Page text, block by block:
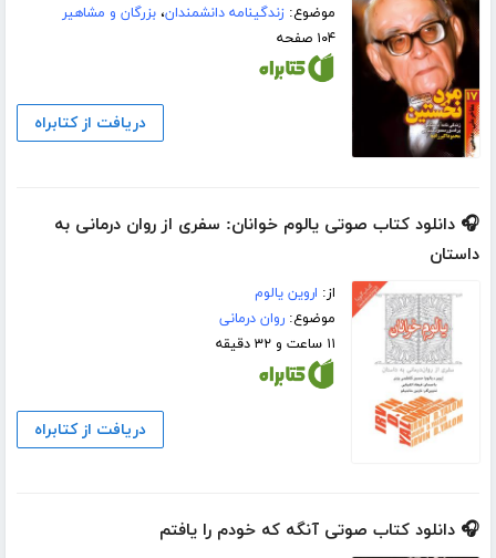
موضوع:زندگینامه دانشمندان،بزرگان و مشاهیر
۱۰۴ صفحه
دریافت از کتابراه
🎧 دانلود کتاب صوتی یالوم خوانان: سفری از روان درمانی به
داستان
از: اروین یالوم
موضوع:روان درمانی
۱۱ ساعت و ۳۲ دقیقه
دریافت از کتابراه
🎧 دانلود کتاب صوتی آنگه که خودم را یافتم